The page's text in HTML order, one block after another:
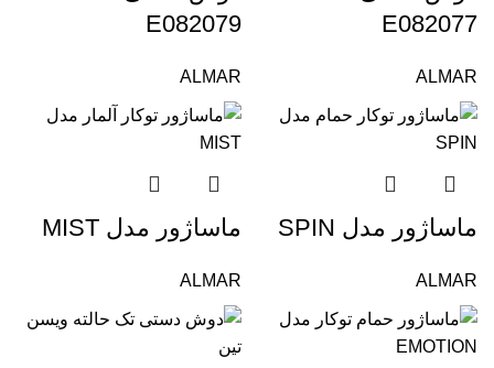
E082077
ALMAR
E082079
ALMAR
ماساژور مدل SPIN
ALMAR
ماساژور مدل MIST
ALMAR